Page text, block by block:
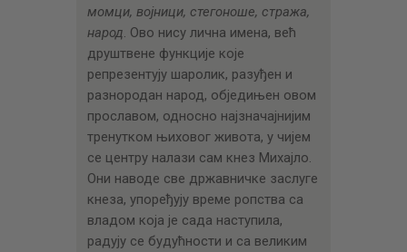
момци, војници, стегоноше, стража,
народ . Ово нису лична имена, већ
друштвене функције које
репрезентују шаролик, разуђен и
разнородан народ, обједињен овом
прославом, односно најзначајнијим
тренутком њиховог живота, у чијем
се центру налази сам кнез Михајло.
Они наводе све државничке заслуге
кнеза, упоређују време ропства са
владом која је сада наступила,
радују се будућности и са великим